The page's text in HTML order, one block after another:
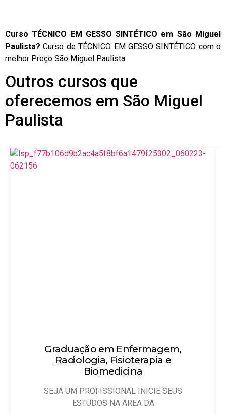
Curso TÉCNICO EM GESSO SINTÉTICO em São Miguel
Paulista?Curso de TÉCNICO EM GESSO SINTÉTICO com o
melhor Preço São Miguel Paulista
Outros cursos que
oferecemos em São Miguel
Paulista
Técnico em
Objetivo: Habilitar técnicos de
Ver mais